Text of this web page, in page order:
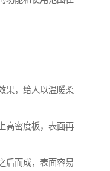
果，给人以温暖柔
高密度板，表面再
后而成，表面容易